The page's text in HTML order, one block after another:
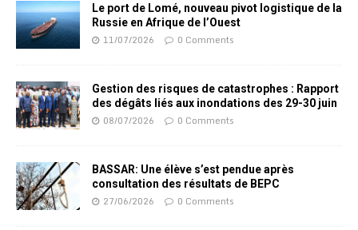
Le port de Lomé, nouveau pivot logistique de la
Russie en Afrique de l’Ouest
11/07/2026 0 Comments
Gestion des risques de catastrophes : Rapport
des dégâts liés aux inondations des 29-30 juin
08/07/2026 0 Comments
BASSAR: Une élève s’est pendue après
consultation des résultats de BEPC
27/06/2026 0 Comments